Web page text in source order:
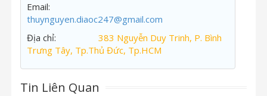
Email:
thuynguyen.diaoc247@gmail.com
Địa chỉ:
383 Nguyễn Duy Trinh, P. Bình
Trưng Tây, Tp.Thủ Đức, Tp.HCM
Tin Liên Quan